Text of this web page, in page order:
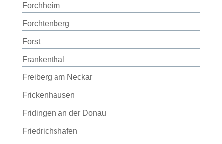
Forchheim
Forchtenberg
Forst
Frankenthal
Freiberg am Neckar
Frickenhausen
Fridingen an der Donau
Friedrichshafen